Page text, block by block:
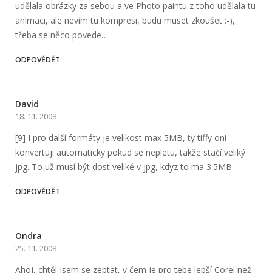
udělala obrázky za sebou a ve Photo paintu z toho udělala tu
animaci, ale nevím tu kompresi, budu muset zkoušet :-),
třeba se něco povede…
ODPOVĚDĚT
David
18. 11. 2008
[9] I pro další formáty je velikost max 5MB, ty tiffy oni
konvertuji automaticky pokud se nepletu, takže stačí veliký
jpg. To už musí být dost veliké v jpg, kdyz to ma 3.5MB
ODPOVĚDĚT
Ondra
25. 11. 2008
Ahoj, chtěl jsem se zeptat, v čem je pro tebe lepší Corel než